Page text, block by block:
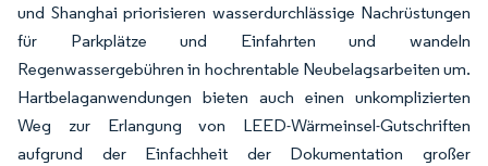
und Shanghai priorisieren wasserdurchlässige Nachrüstungen
für Parkplätze und Einfahrten und wandeln
Regenwassergebühren in hochrentable Neubelagsarbeiten um.
Hartbelaganwendungen bieten auch einen unkomplizierten
Weg zur Erlangung von LEED-Wärmeinsel-Gutschriften
aufgrund der Einfachheit der Dokumentation großer